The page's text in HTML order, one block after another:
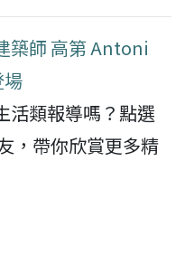
築師 高第 Antoni
活類報導嗎？點選
，帶你欣賞更多精